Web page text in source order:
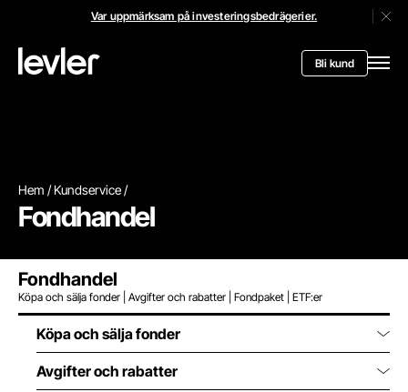
Var uppmärksam på investeringsbedrägerier.
Header.toStartPagee Bli kund
Hem Kundservice
Fondhandel
Fondhandel
Köpa och sälja fonder | Avgifter och rabatter | Fondpaket | ETF:er
Köpa och sälja fonder
Avgifter och rabatter